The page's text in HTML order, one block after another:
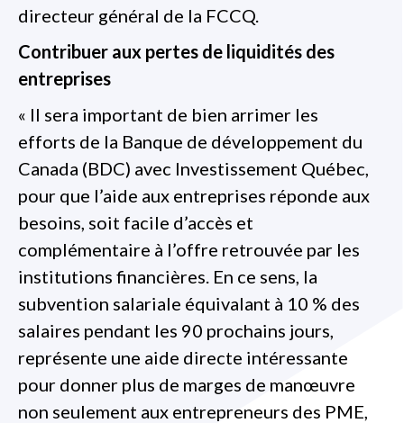
directeur général de la FCCQ.
Contribuer aux pertes de liquidités des
entreprises
« Il sera important de bien arrimer les
efforts de la Banque de développement du
Canada (BDC) avec Investissement Québec,
pour que l’aide aux entreprises réponde aux
besoins, soit facile d’accès et
complémentaire à l’offre retrouvée par les
institutions financières. En ce sens, la
subvention salariale équivalant à 10 % des
salaires pendant les 90 prochains jours,
représente une aide directe intéressante
pour donner plus de marges de manœuvre
non seulement aux entrepreneurs des PME,